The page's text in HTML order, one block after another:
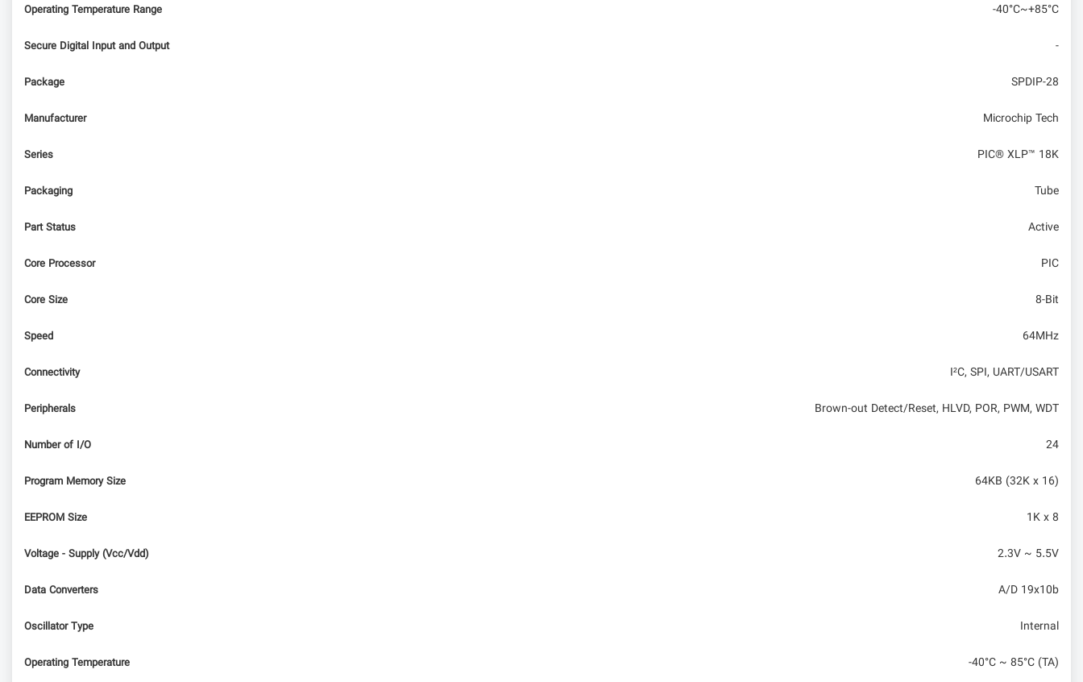
Operating Temperature Range -40°C~+85°C
Secure Digital Input and Output -
Package SPDIP-28
Manufacturer Microchip Tech
Series PIC® XLP™ 18K
Packaging Tube
Part Status Active
Core Processor PIC
Core Size 8-Bit
Speed 64MHz
Connectivity I²C, SPI, UART/USART
Peripherals Brown-out Detect/Reset, HLVD, POR, PWM, WDT
Number of I/O 24
Program Memory Size 64KB (32K x 16)
EEPROM Size 1K x 8
Voltage - Supply (Vcc/Vdd) 2.3V ~ 5.5V
Data Converters A/D 19x10b
Oscillator Type Internal
Operating Temperature -40°C ~ 85°C (TA)